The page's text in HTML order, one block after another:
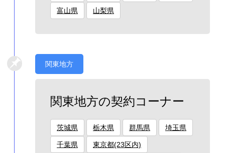
富山県 山梨県
関東地方
関東地方の契約コーナー
茨城県 栃木県 群馬県 埼玉県
千葉県 東京都(23区内)